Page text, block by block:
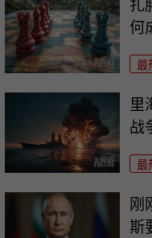
扎
何
最
里
战
最
刚
斯